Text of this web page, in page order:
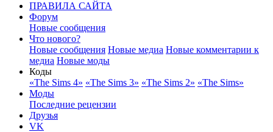
ПРАВИЛА САЙТА
Форум
Новые сообщения
Что нового?
Новые сообщения Новые медиа Новые комментарии к
медиа Новые моды
Коды
«The Sims 4» «The Sims 3» «The Sims 2» «The Sims»
Моды
Последние рецензии
Друзья
VK